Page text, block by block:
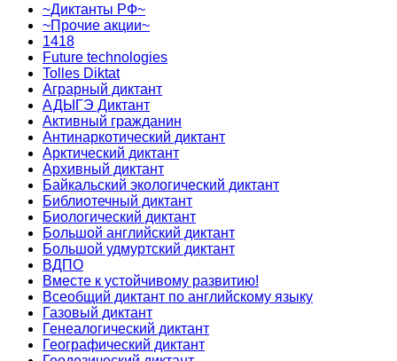
~Диктанты РФ~
~Прочие акции~
1418
Future technologies
Tolles Diktat
Аграрный диктант
АДЫГЭ Диктант
Активный гражданин
Антинаркотический диктант
Арктический диктант
Архивный диктант
Байкальский экологический диктант
Библиотечный диктант
Биологический диктант
Большой английский диктант
Большой удмуртский диктант
ВДПО
Вместе к устойчивому развитию!
Всеобщий диктант по английскому языку
Газовый диктант
Генеалогический диктант
Географический диктант